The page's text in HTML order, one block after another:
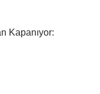
Kapanıyor: